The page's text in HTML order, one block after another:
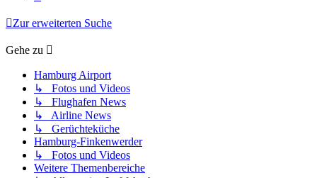
Zur erweiterten Suche
Gehe zu
Hamburg Airport
↳ Fotos und Videos
↳ Flughafen News
↳ Airline News
↳ Gerüchteküche
Hamburg-Finkenwerder
↳ Fotos und Videos
Weitere Themenbereiche